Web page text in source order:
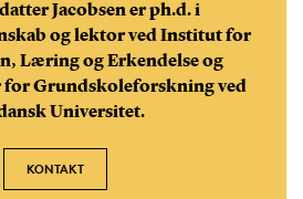
Jacobsen er ph.d. i
og lektor ved Institut for
Læring og Erkendelse og
Grundskoleforskning ved
Universitet.
KONTAKT